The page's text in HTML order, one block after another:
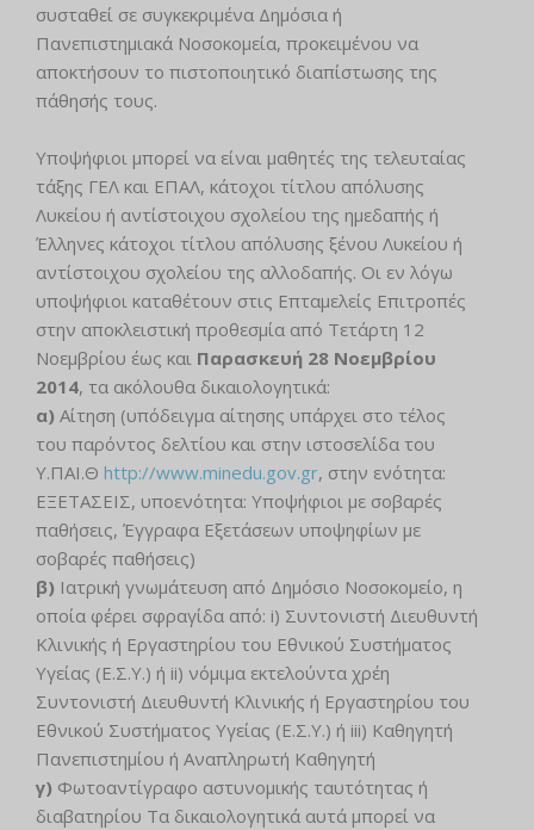
συσταθεί σε συγκεκριμένα Δημόσια ή
Πανεπιστημιακά Νοσοκομεία, προκειμένου να
αποκτήσουν το πιστοποιητικό διαπίστωσης της
πάθησής τους.
Υποψήφιοι μπορεί να είναι μαθητές της τελευταίας
τάξης ΓΕΛ και ΕΠΑΛ, κάτοχοι τίτλου απόλυσης
Λυκείου ή αντίστοιχου σχολείου της ημεδαπής ή
Έλληνες κάτοχοι τίτλου απόλυσης ξένου Λυκείου ή
αντίστοιχου σχολείου της αλλοδαπής. Οι εν λόγω
υποψήφιοι καταθέτουν στις Επταμελείς Επιτροπές
στην αποκλειστική προθεσμία από Τετάρτη 12
Νοεμβρίου έως και Παρασκευή 28 Νοεμβρίου
2014, τα ακόλουθα δικαιολογητικά:
α) Αίτηση (υπόδειγμα αίτησης υπάρχει στο τέλος
του παρόντος δελτίου και στην ιστοσελίδα του
Υ.ΠΑΙ.Θ http://www.minedu.gov.gr, στην ενότητα:
ΕΞΕΤΑΣΕΙΣ, υποενότητα: Υποψήφιοι με σοβαρές
παθήσεις, Έγγραφα Εξετάσεων υποψηφίων με
σοβαρές παθήσεις)
β) Ιατρική γνωμάτευση από Δημόσιο Νοσοκομείο, η
οποία φέρει σφραγίδα από: i) Συντονιστή Διευθυντή
Κλινικής ή Εργαστηρίου του Εθνικού Συστήματος
Υγείας (Ε.Σ.Υ.) ή ii) νόμιμα εκτελούντα χρέη
Συντονιστή Διευθυντή Κλινικής ή Εργαστηρίου του
Εθνικού Συστήματος Υγείας (Ε.Σ.Υ.) ή iii) Καθηγητή
Πανεπιστημίου ή Αναπληρωτή Καθηγητή
γ) Φωτοαντίγραφο αστυνομικής ταυτότητας ή
διαβατηρίου Τα δικαιολογητικά αυτά μπορεί να